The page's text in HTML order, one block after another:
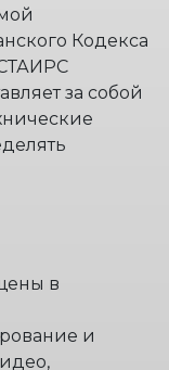
Кодекса
за собой
в
и